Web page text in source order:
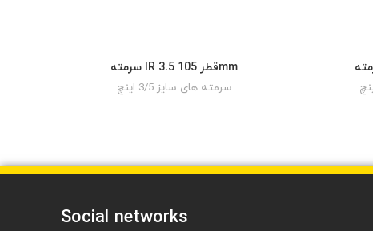
READ MORE
سرمته IR 3.5 قطر 105mm
سرمته های سایز 3/5 اینچ
Social networks